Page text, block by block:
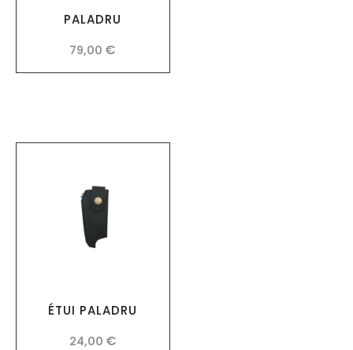
PALADRU
79,00 €
ÉTUI PALADRU
24,00 €